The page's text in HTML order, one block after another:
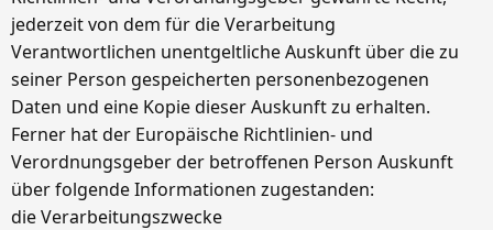
jederzeit von dem für die Verarbeitung
Verantwortlichen unentgeltliche Auskunft über die zu
seiner Person gespeicherten personenbezogenen
Daten und eine Kopie dieser Auskunft zu erhalten.
Ferner hat der Europäische Richtlinien- und
Verordnungsgeber der betroffenen Person Auskunft
über folgende Informationen zugestanden:
die Verarbeitungszwecke